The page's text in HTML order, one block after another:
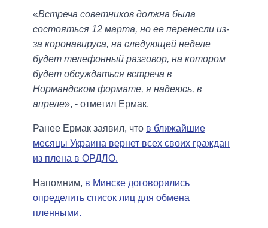
«Встреча советников должна была
состояться 12 марта, но ее перенесли из-
за коронавируса, на следующей неделе
будет телефонный разговор, на котором
будет обсуждаться встреча в
Нормандском формате, я надеюсь, в
апреле», - отметил Ермак.
Ранее Ермак заявил, что в ближайшие
месяцы Украина вернет всех своих граждан
из плена в ОРДЛО.
Напомним, в Минске договорились
определить список лиц для обмена
пленными.